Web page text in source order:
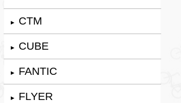
► CTM
► CUBE
► FANTIC
► FLYER